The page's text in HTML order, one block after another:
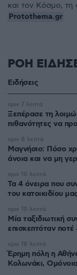
και τον Κόσμο, τη
Protothema.gr
ΡΟΗ
Ειδήσεις
Ξεπέρασε τη
πιθανότητες να
πριν 7 λεπτά
Μαγνήσιο: Πόσο
άνοια και να μη
πριν 8 λεπτά
Τα 4 όνειρα που
του κατοικιδίου
πριν 10 λεπτά
Μία ταξιδιωτική
επισκεπτόταν
πριν 10 λεπτά
Έρημη πόλη η
Κολωνάκι, Ομόνοια
πριν 18 λεπτά